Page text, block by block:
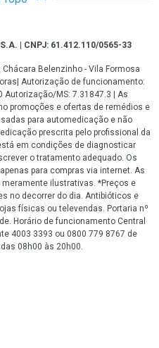
| CNPJ: 61.412.110/0565-33
Chácara Belenzinho - Vila Formosa
Autorização de funcionamento:
Autorização/MS: 7.31847.3 | As
promoções e ofertas de remédios e
para automedicação e não
prescrita pelo profissional da
em condições de diagnosticar
o tratamento adequado. Os
para compras via internet. As
ilustrativas. *Preços e
no decorrer do dia. Antibióticos e
físicas ou televendas. Portaria nº
Horário de funcionamento Central
4003 3393 ou 0800 779 8767 de
08h00 às 20h00.